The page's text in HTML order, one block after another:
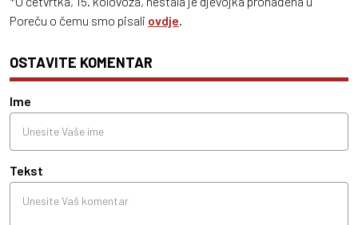
Poreču o čemu smo pisali ovdje.
OSTAVITE KOMENTAR
Ime
Tekst